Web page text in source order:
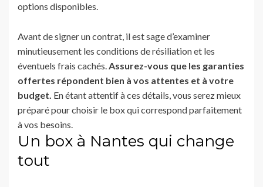
options disponibles.
Avant de signer un contrat, il est sage d’examiner
minutieusement les conditions de résiliation et les
éventuels frais cachés.Assurez-vous que les garanties
offertes répondent bien à vos attentes et à votre
budget. En étant attentif à ces détails, vous serez mieux
préparé pour choisir le box qui correspond parfaitement
à vos besoins.
Un box à Nantes qui change
tout